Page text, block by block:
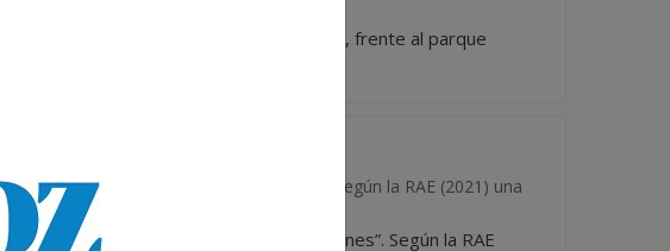
hubo
San Martín, en el Centro Histórico, frente al parque
Noj, donde hubo...
de la iglesia son “las suposiciones”. Según la RAE (2021) una
En re
y fuera de la iglesia son “las suposiciones”. Según la RAE